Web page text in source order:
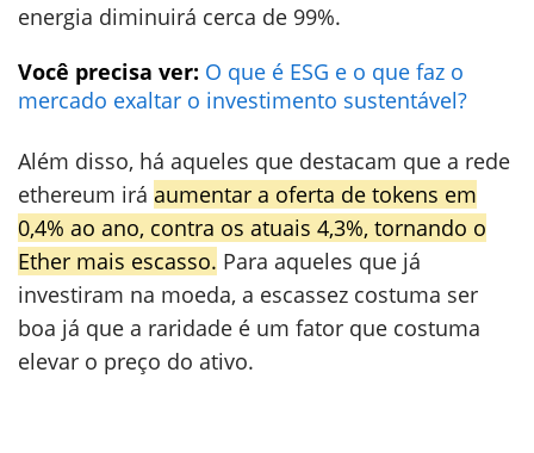
energia diminuirá cerca de 99%.
Você precisa ver: O que é ESG e o que faz o
mercado exaltar o investimento sustentável?
Além disso, há aqueles que destacam que a rede
ethereum irá aumentar a oferta de tokens em
0,4% ao ano, contra os atuais 4,3%, tornando o
Ether mais escasso. Para aqueles que já
investiram na moeda, a escassez costuma ser
boa já que a raridade é um fator que costuma
elevar o preço do ativo.